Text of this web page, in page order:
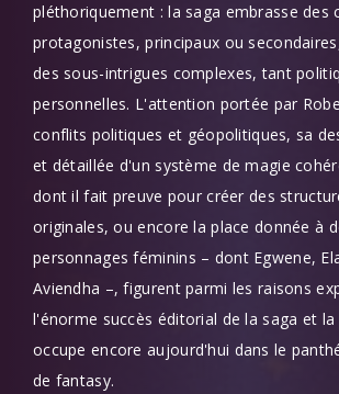
pléthoriquement : la saga embrasse des
protagonistes, principaux ou
des sous-intrigues complexes, tant
personnelles. L'attention portée par
conflits politiques et géopolitiques, sa
et détaillée d'un système de magie
dont il fait preuve pour créer des
originales, ou encore la place donnée à
personnages féminins – dont Egwene,
Aviendha –, figurent parmi les raisons
l'énorme succès éditorial de la saga et la
occupe encore aujourd'hui dans le
de fantasy.